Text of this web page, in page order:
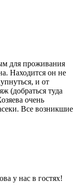
для проживания
Находится он не
и от
(добраться туда
очень
Все возникшие
у нас в гостях!